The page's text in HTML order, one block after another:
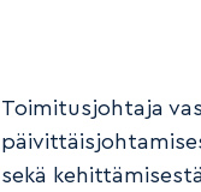
Toimitusjohtaja
sekä